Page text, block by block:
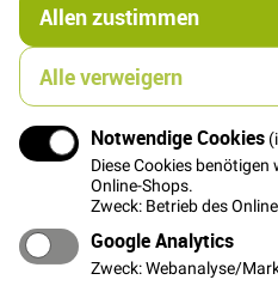
Allen zustimmen
Alle verweigern
Notwendige Cookies
Diese Cookies
Online-Shops.
Zweck: Betrieb des
Google Analytics
Zweck: Webanalyse/
In den
Details
Grüner Reißverschluss, nicht
Zähnchen aus
bronzefarbenem Metall mit